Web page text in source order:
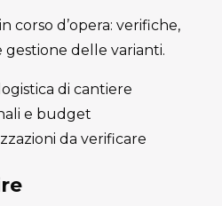
corso d’opera: verifiche,
gestione delle varianti.
di cantiere
e budget
da verificare